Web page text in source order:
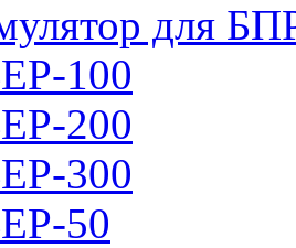
для
100
200
300
50